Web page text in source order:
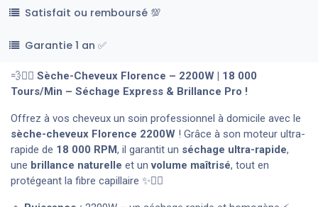
Satisfait ou remboursé 💯
Garantie 1 an ✅
💨💁‍♀️ Sèche-Cheveux Florence – 2200W | 18 000
Tours/Min – Séchage Express & Brillance Pro !
Offrez à vos cheveux un soin professionnel à domicile avec le
sèche-cheveux Florence 2200W ! Grâce à son moteur ultra-
rapide de 18 000 RPM, il garantit un séchage ultra-rapide,
une brillance naturelle et unvolume maîtrisé, tout en
protégeant la fibre capillaire ✨💇‍♀️